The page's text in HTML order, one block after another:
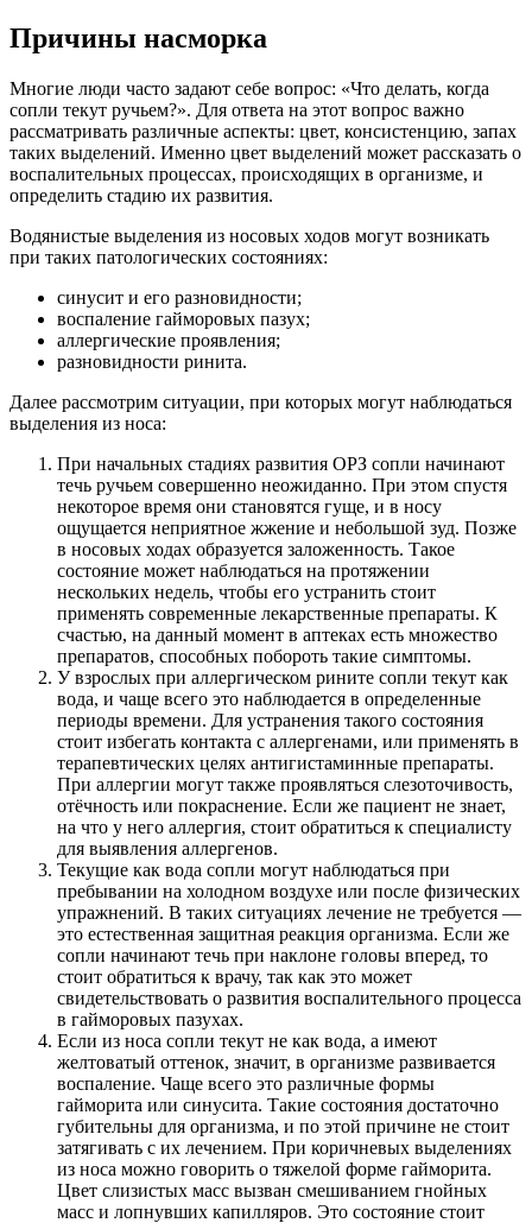
Причины насморка
Многие люди часто задают себе вопрос: «Что делать, когда
сопли текут ручьем?». Для ответа на этот вопрос важно
рассматривать различные аспекты: цвет, консистенцию, запах
таких выделений. Именно цвет выделений может рассказать о
воспалительных процессах, происходящих в организме, и
определить стадию их развития.
Водянистые выделения из носовых ходов могут возникать
при таких патологических состояниях:
синусит и его разновидности;
воспаление гайморовых пазух;
аллергические проявления;
разновидности ринита.
Далее рассмотрим ситуации, при которых могут наблюдаться
выделения из носа:
При начальных стадиях развития ОРЗ сопли начинают
течь ручьем совершенно неожиданно. При этом спустя
некоторое время они становятся гуще, и в носу
ощущается неприятное жжение и небольшой зуд. Позже
в носовых ходах образуется заложенность. Такое
состояние может наблюдаться на протяжении
нескольких недель, чтобы его устранить стоит
применять современные лекарственные препараты. К
счастью, на данный момент в аптеках есть множество
препаратов, способных побороть такие симптомы.
У взрослых при аллергическом рините сопли текут как
вода, и чаще всего это наблюдается в определенные
периоды времени. Для устранения такого состояния
стоит избегать контакта с аллергенами, или применять в
терапевтических целях антигистаминные препараты.
При аллергии могут также проявляться слезоточивость,
отёчность или покраснение. Если же пациент не знает,
на что у него аллергия, стоит обратиться к специалисту
для выявления аллергенов.
Текущие как вода сопли могут наблюдаться при
пребывании на холодном воздухе или после физических
упражнений. В таких ситуациях лечение не требуется —
это естественная защитная реакция организма. Если же
сопли начинают течь при наклоне головы вперед, то
стоит обратиться к врачу, так как это может
свидетельствовать о развития воспалительного процесса
в гайморовых пазухах.
Если из носа сопли текут не как вода, а имеют
желтоватый оттенок, значит, в организме развивается
воспаление. Чаще всего это различные формы
гайморита или синусита. Такие состояния достаточно
губительны для организма, и по этой причине не стоит
затягивать с их лечением. При коричневых выделениях
из носа можно говорить о тяжелой форме гайморита.
Цвет слизистых масс вызван смешиванием гнойных
масс и лопнувших капилляров. Это состояние стоит